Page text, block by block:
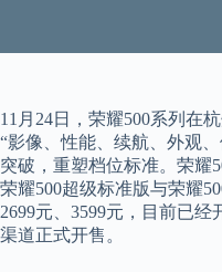
11月24日，荣耀500系列在
“影像、性能、续航、外观
突破，重塑档位标准。荣耀
荣耀500超级标准版与荣耀
2699元、3599元，目前已经
渠道正式开售。